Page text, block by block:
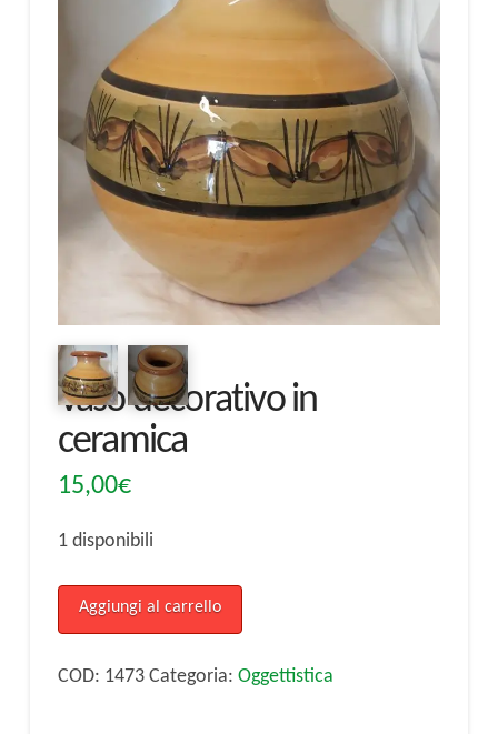
Vaso decorativo in
ceramica
15,00€
1 disponibili
Vaso
decorativo
in
Aggiungi al carrello
COD: 1473 Categoria: Oggettistica